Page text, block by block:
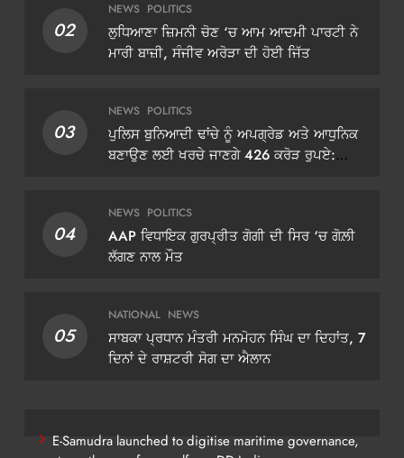
02
NEWS POLITICS
ਲੁਧਿਆਣਾ ਜ਼ਿਮਨੀ ਚੋਣ ‘ਚ ਆਮ ਆਦਮੀ ਪਾਰਟੀ ਨੇ
ਮਾਰੀ ਬਾਜ਼ੀ, ਸੰਜੀਵ ਅਰੋੜਾ ਦੀ ਹੋਈ ਜਿੱਤ
03
NEWS POLITICS
ਪੁਲਿਸ ਬੁਨਿਆਦੀ ਢਾਂਚੇ ਨੂੰ ਅਪਗ੍ਰੇਡ ਅਤੇ ਆਧੁਨਿਕ
ਬਣਾਉਣ ਲਈ ਖਰਚੇ ਜਾਣਗੇ 426 ਕਰੋੜ ਰੁਪਏ:
04
NEWS POLITICS
AAP ਵਿਧਾਇਕ ਗੁਰਪ੍ਰੀਤ ਗੋਗੀ ਦੀ ਸਿਰ ‘ਚ ਗੋਲ਼ੀ
ਲੱਗਣ ਨਾਲ ਮੌਤ
05
NATIONAL NEWS
ਸਾਬਕਾ ਪ੍ਰਧਾਨ ਮੰਤਰੀ ਮਨਮੋਹਨ ਸਿੰਘ ਦਾ ਦਿਹਾਂਤ, 7
ਦਿਨਾਂ ਦੇ ਰਾਸ਼ਟਰੀ ਸੋਗ ਦਾ ਐਲਾਨ
E-Samudra launched to digitise maritime governance,